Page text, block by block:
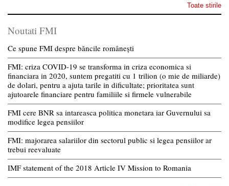
Toate stirile
Noutati FMI
Ce spune FMI despre băncile românești
FMI: criza COVID-19 se transforma in criza economica si
financiara in 2020, suntem pregatiti cu 1 trilion (o mie de miliarde)
de dolari, pentru a ajuta tarile in dificultate; prioritatea sunt
ajutoarele financiare pentru familiile si firmele vulnerabile
FMI cere BNR sa intareasca politica monetara iar Guvernului sa
modifice legea pensiilor
FMI: majorarea salariilor din sectorul public si legea pensiilor ar
trebui reevaluate
IMF statement of the 2018 Article IV Mission to Romania